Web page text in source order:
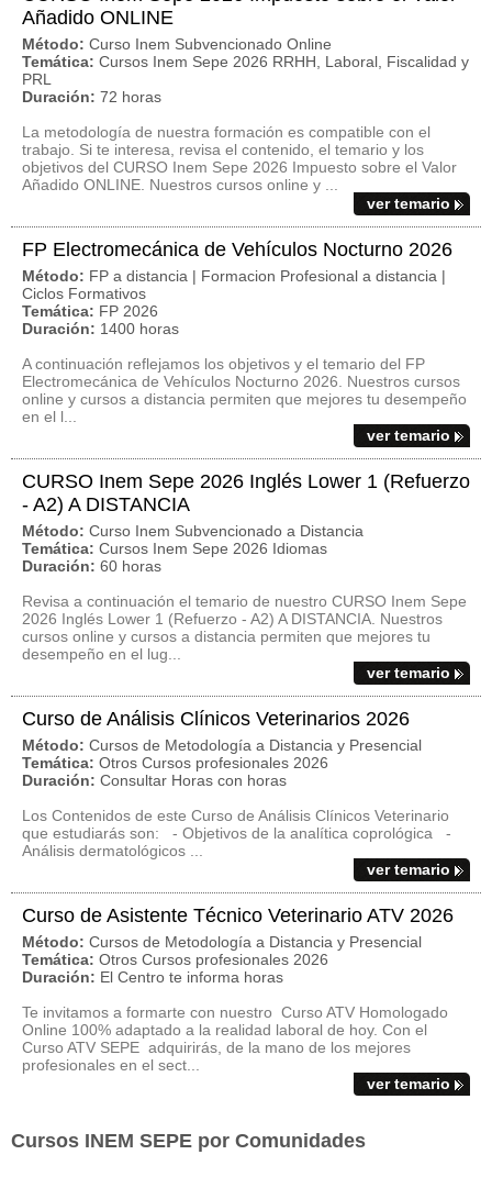
Añadido ONLINE
Método: Curso Inem Subvencionado Online
Temática: Cursos Inem Sepe 2026 RRHH, Laboral, Fiscalidad y
PRL
Duración: 72 horas
La metodología de nuestra formación es compatible con el
trabajo. Si te interesa, revisa el contenido, el temario y los
objetivos del CURSO Inem Sepe 2026 Impuesto sobre el Valor
Añadido ONLINE. Nuestros cursos online y ...
ver temario
FP Electromecánica de Vehículos Nocturno 2026
Método: FP a distancia | Formacion Profesional a distancia |
Ciclos Formativos
Temática: FP 2026
Duración: 1400 horas
A continuación reflejamos los objetivos y el temario del FP
Electromecánica de Vehículos Nocturno 2026. Nuestros cursos
online y cursos a distancia permiten que mejores tu desempeño
en el l...
ver temario
CURSO Inem Sepe 2026 Inglés Lower 1 (Refuerzo
- A2) A DISTANCIA
Método: Curso Inem Subvencionado a Distancia
Temática: Cursos Inem Sepe 2026 Idiomas
Duración: 60 horas
Revisa a continuación el temario de nuestro CURSO Inem Sepe
2026 Inglés Lower 1 (Refuerzo - A2) A DISTANCIA. Nuestros
cursos online y cursos a distancia permiten que mejores tu
desempeño en el lug...
ver temario
Curso de Análisis Clínicos Veterinarios 2026
Método: Cursos de Metodología a Distancia y Presencial
Temática: Otros Cursos profesionales 2026
Duración: Consultar Horas con horas
Los Contenidos de este Curso de Análisis Clínicos Veterinario
que estudiarás son: - Objetivos de la analítica coprológica -
Análisis dermatológicos ...
ver temario
Curso de Asistente Técnico Veterinario ATV 2026
Método: Cursos de Metodología a Distancia y Presencial
Temática: Otros Cursos profesionales 2026
Duración: El Centro te informa horas
Te invitamos a formarte con nuestro Curso ATV Homologado
Online 100% adaptado a la realidad laboral de hoy. Con el
Curso ATV SEPE adquirirás, de la mano de los mejores
profesionales en el sect...
ver temario
Cursos INEM SEPE por Comunidades